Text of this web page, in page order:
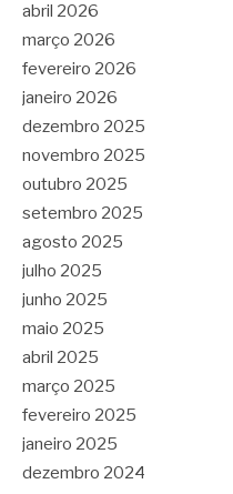
abril 2026
março 2026
fevereiro 2026
janeiro 2026
dezembro 2025
novembro 2025
outubro 2025
setembro 2025
agosto 2025
julho 2025
junho 2025
maio 2025
abril 2025
março 2025
fevereiro 2025
janeiro 2025
dezembro 2024